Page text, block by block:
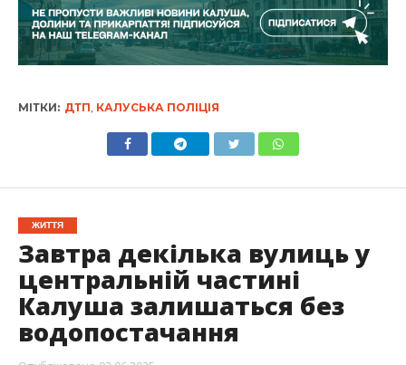
МІТКИ: ДТП КАЛУСЬКА ПОЛІЦІЯ
ЖИТТЯ
Завтра декілька вулиць у
центральній частині
Калуша залишаться без
водопостачання